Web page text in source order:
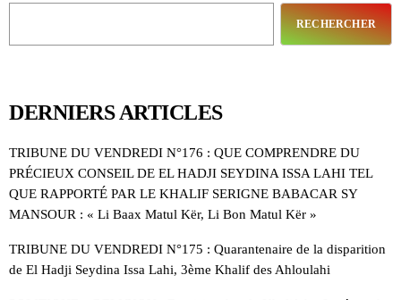
RECHERCHER
DERNIERS ARTICLES
TRIBUNE DU VENDREDI N°176 : QUE COMPRENDRE DU
PRÉCIEUX CONSEIL DE EL HADJI SEYDINA ISSA LAHI TEL
QUE RAPPORTÉ PAR LE KHALIF SERIGNE BABACAR SY
MANSOUR : « Li Baax Matul Kër, Li Bon Matul Kër »
TRIBUNE DU VENDREDI N°175 : Quarantenaire de la disparition
de El Hadji Seydina Issa Lahi, 3ème Khalif des Ahloulahi